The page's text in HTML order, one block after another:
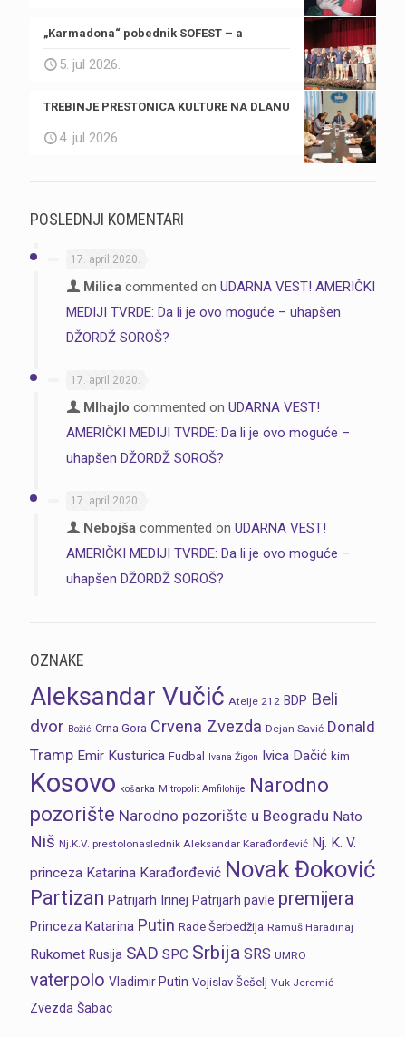
„Karmadona“ pobednik SOFEST – a
5. jul 2026.
TREBINJE PRESTONICA KULTURE NA DLANU
4. jul 2026.
POSLEDNJI KOMENTARI
17. april 2020.
Milica commented on UDARNA VEST! AMERIČKI
MEDIJI TVRDE: Da li je ovo moguće – uhapšen
DŽORDŽ SOROŠ?
17. april 2020.
MIhajlo commented on UDARNA VEST!
AMERIČKI MEDIJI TVRDE: Da li je ovo moguće –
uhapšen DŽORDŽ SOROŠ?
17. april 2020.
Nebojša commented on UDARNA VEST!
AMERIČKI MEDIJI TVRDE: Da li je ovo moguće –
uhapšen DŽORDŽ SOROŠ?
OZNAKE
Aleksandar Vučić Atelje 212 BDP Beli
dvor Božić Crna Gora Crvena Zvezda Dejan Savić Donald
Tramp Emir Kusturica Fudbal Ivana Žigon Ivica Dačić kim
Kosovo košarka Mitropolit Amfilohije Narodno
pozorište Narodno pozorište u Beogradu Nato
Niš Nj.K.V. prestolonaslednik Aleksandar Karađorđević Nj. K. V.
princeza Katarina Karađorđević Novak Đoković
Partizan Patrijarh Irinej Patrijarh pavle premijera
Princeza Katarina Putin Rade Šerbedžija Ramuš Haradinaj
Rukomet Rusija SAD SPC Srbija SRS UMRO
vaterpolo Vladimir Putin Vojislav Šešelj Vuk Jeremić
Zvezda Šabac